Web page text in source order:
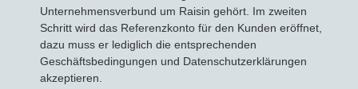
Unternehmensverbund um Raisin gehört. Im zweiten
Schritt wird das Referenzkonto für den Kunden eröffnet,
dazu muss er lediglich die entsprechenden
Geschäftsbedingungen und Datenschutzerklärungen
akzeptieren.